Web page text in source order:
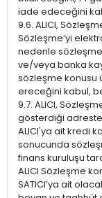
iade edeceğini
9.6. ALICI,
Sözleşme’yi
nedenle
ve/veya banka
sözleşme konusu
ereceğini kabul,
9.7. ALICI,
gösterdiği
ALICI'ya ait kredi
sonucunda
finans kuruluşu
ALICI Sözleşme
SATICI’ya ait